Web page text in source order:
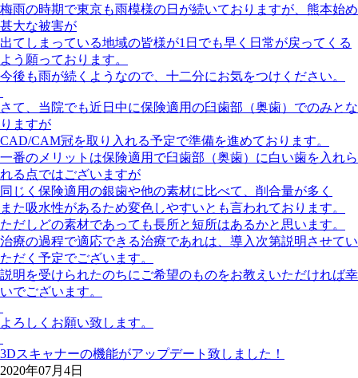
梅雨の時期で東京も雨模様の日が続いておりますが、熊本始め
甚大な被害が
出てしまっている地域の皆様が1日でも早く日常が戻ってくる
よう願っております。
今後も雨が続くようなので、十二分にお気をつけください。
さて、当院でも近日中に保険適用の臼歯部（奥歯）でのみとな
りますが
CAD/CAM冠を取り入れる予定で準備を進めております。
一番のメリットは保険適用で臼歯部（奥歯）に白い歯を入れら
れる点ではございますが
同じく保険適用の銀歯や他の素材に比べて、削合量が多く
また吸水性があるため変色しやすいとも言われております。
ただしどの素材であっても長所と短所はあるかと思います。
治療の過程で適応できる治療であれは、導入次第説明させてい
ただく予定でございます。
説明を受けられたのちにご希望のものをお教えいただければ幸
いでございます。
よろしくお願い致します。
3Dスキャナーの機能がアップデート致しました！
2020年07月4日